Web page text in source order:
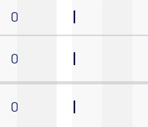
0
0
0